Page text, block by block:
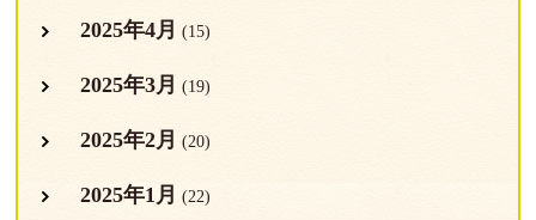
2025年4月 (15)
2025年3月 (19)
2025年2月 (20)
2025年1月 (22)